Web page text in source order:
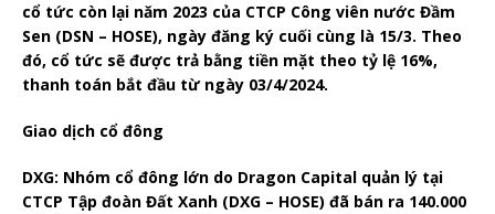
cổ tức còn lại năm 2023 của CTCP Công viên nước Đầm
Sen (DSN – HOSE), ngày đăng ký cuối cùng là 15/3. Theo
đó, cổ tức sẽ được trả bằng tiền mặt theo tỷ lệ 16%,
thanh toán bắt đầu từ ngày 03/4/2024.
Giao dịch cổ đông
DXG: Nhóm cổ đông lớn do Dragon Capital quản lý tại
CTCP Tập đoàn Đất Xanh (DXG – HOSE) đã bán ra 140.000